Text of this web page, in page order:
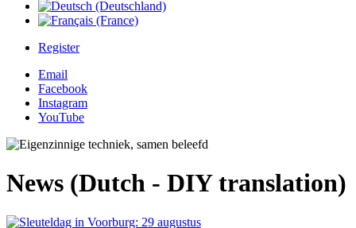
Register
Email
Facebook
Instagram
YouTube
News (Dutch - DIY translation)